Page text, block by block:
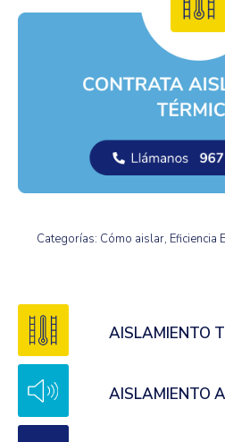
Categorías: Cómo aislar, Eficiencia
AISLAMIENTO
AISLAMIENTO